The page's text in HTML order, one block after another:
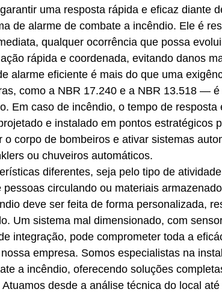
uma resposta rápida e eficaz diante
de alarme de combate a incêndio. Ele é
qualquer ocorrência que possa
rápida e coordenada, evitando danos
alarme eficiente é mais do que uma
como a NBR 17.240 e a NBR 13.518 —
Em caso de incêndio, o tempo de resposta
e instalado em pontos estratégicos
o corpo de bombeiros e ativar sistemas
ou chuveiros automáticos.
diferentes, seja pelo tipo de
pessoas circulando ou materiais
deve ser feita de forma personalizada,
Um sistema mal dimensionado, com
integração, pode comprometer toda a
empresa. Somos especialistas na
a incêndio, oferecendo soluções
desde a análise técnica do local até